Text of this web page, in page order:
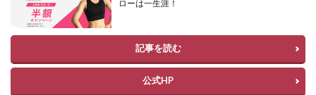
ローは一生涯！
記事を読む
公式HP